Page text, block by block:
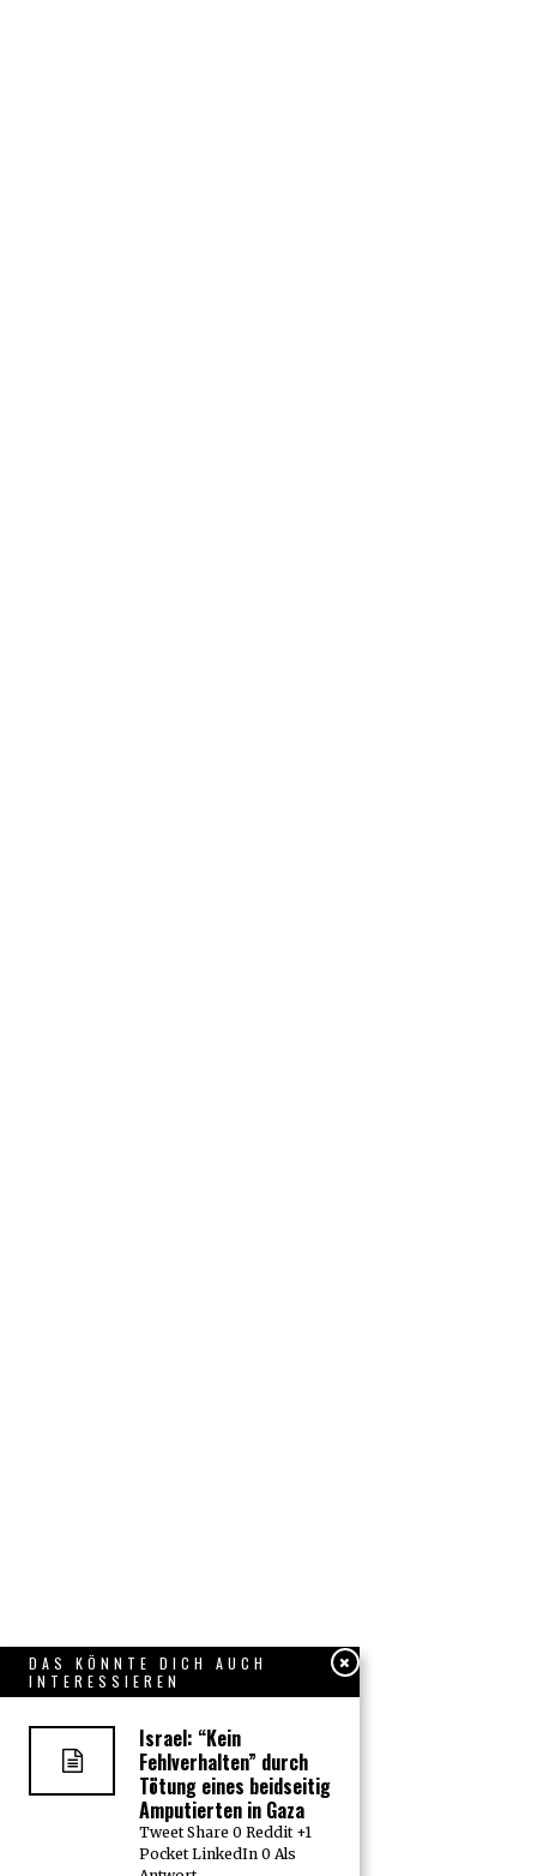
DAS KÖNNTE DICH AUCH
INTERESSIEREN
Israel: “Kein
Fehlverhalten” durch
Tötung eines beidseitig
Amputierten in Gaza
Tweet Share 0 Reddit +1
Pocket LinkedIn 0 Als